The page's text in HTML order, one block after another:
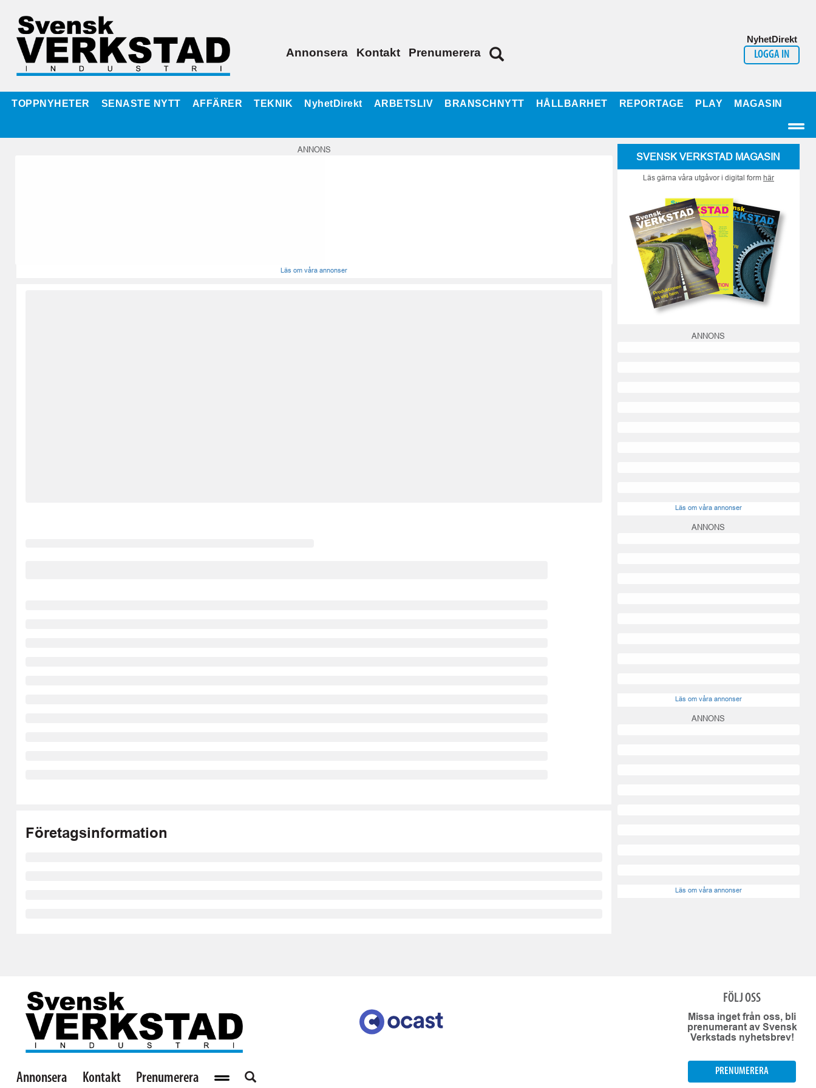
Annonsera Kontakt Prenumerera
NyhetDirekt
LOGGA IN
TOPPNYHETER SENASTE NYTT AFFÄRER TEKNIK NyhetDirekt ARBETSLIV BRANSCHNYTT HÅLLBARHET REPORTAGE PLAY MAGASIN
ANNONS
Läs om våra annonser
Företagsinformation
SVENSK VERKSTAD MAGASIN
Läs gärna våra utgåvor i digital form här
ANNONS
Läs om våra annonser
ANNONS
Läs om våra annonser
ANNONS
Läs om våra annonser
Annonsera Kontakt Prenumerera
FÖLJ OSS
Missa inget från oss, bli
prenumerant av Svensk
Verkstads nyhetsbrev!
PRENUMERERA